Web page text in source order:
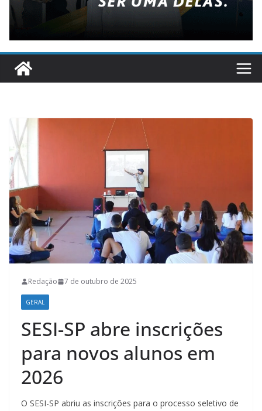
Redação 7 de outubro de 2025
GERAL
SESI-SP abre inscrições
para novos alunos em
2026
O SESI-SP abriu as inscrições para o processo seletivo de